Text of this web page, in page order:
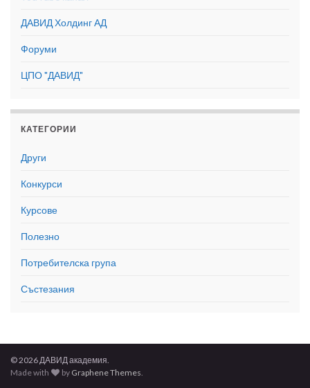
ДАВИД Холдинг АД
Форуми
ЦПО "ДАВИД"
КАТЕГОРИИ
Други
Конкурси
Курсове
Полезно
Потребителска група
Състезания
© 2026 ДАВИД академия.
Made with
by Graphene Themes.